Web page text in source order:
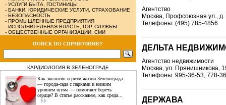
- УСЛУГИ БЫТА, ГОСТИНИЦЫ
- БАНКИ, ЮРИДИЧЕСКИЕ УСЛУГИ, СТРАХОВАНИЕ
- БЕЗОПАСНОСТЬ
- ПРОМЫШЛЕННЫЕ ПРЕДПРИЯТИЯ
- ИСПОЛНИТЕЛЬНАЯ ВЛАСТЬ, ГОР. СЛУЖБЫ
- ОБЩЕСТВЕННЫЕ ОРГАНИЗАЦИИ, СМИ
ПОИСК ПО СПРАВОЧНИКУ
КАРДИОЛОГИЯ В ЗЕЛЕНОГРАДЕ
Как экология и ритм жизни Зеленограда
— города‑сада с парками и низким
уровнем шума — помогают беречь
сердце? В статье расскажем, как среда...
Агентство
Москва, Профсоюзная ул., д.
Телефоны: (495) 785-4856
ДЕЛЬТА
Агентство недвижимости
Москва, ул. Прянишникова,
Телефоны: 995-36-53, 778-
ДЕРЖАВА